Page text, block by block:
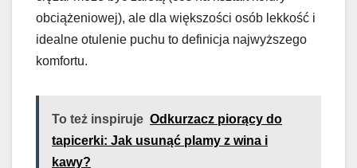
obciążeniowej), ale dla większości osób lekkość i
idealne otulenie puchu to definicja najwyższego
komfortu.
To też inspiruje Odkurzacz piorący do
tapicerki: Jak usunąć plamy z wina i
kawy?